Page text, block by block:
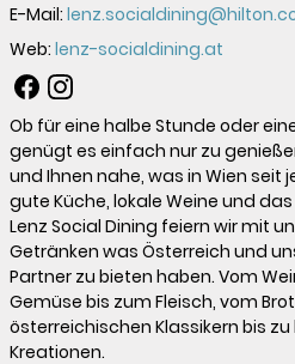
E-Mail:
Web: lenz-socialdining.at
Ob für eine halbe Stunde oder
genügt es einfach nur zu
und Ihnen nahe, was in Wien
gute Küche, lokale Weine und
Lenz Social Dining feiern wir mit
Getränken was Österreich und
Partner zu bieten haben. Vom
Gemüse bis zum Fleisch, vom
österreichischen Klassikern bis
Kreationen.